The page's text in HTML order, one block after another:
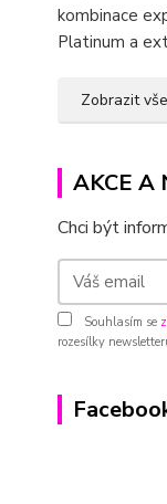
kombinace
Platinum a
Zobrazit
AKCE A
Chci být
Souhlasím se
rozesílky